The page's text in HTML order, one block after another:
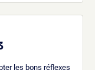
les bons réflexes